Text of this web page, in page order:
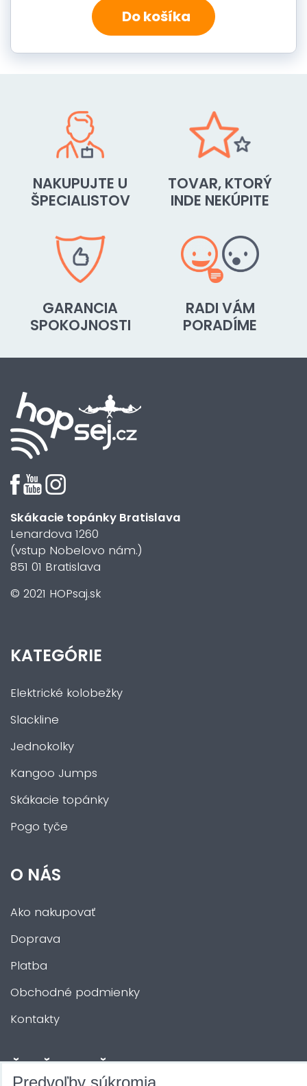
Do košíka
NAKUPUJTE U
ŠPECIALISTOV
TOVAR, KTORÝ
INDE NEKÚPITE
GARANCIA
SPOKOJNOSTI
RADI VÁM
PORADÍME
Skákacie topánky Bratislava
Lenardova 1260
(vstup Nobelovo nám.)
851 01 Bratislava
© 2021 HOPsaj.sk
KATEGÓRIE
Elektrické kolobežky
Slackline
Jednokolky
Kangoo Jumps
Skákacie topánky
Pogo tyče
O NÁS
Ako nakupovať
Doprava
Platba
Obchodné podmienky
Kontakty
ĎALŠIE SLUŽBY
Predvoľby súkromia